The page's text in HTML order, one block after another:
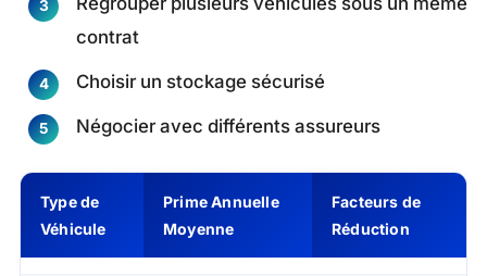
contrat
Choisir un stockage sécurisé
Négocier avec différents assureurs
Type de
Véhicule
Prime Annuelle
Moyenne
Facteurs de
Réduction